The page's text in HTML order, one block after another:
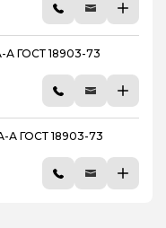
А ГОСТ 18903-73
А ГОСТ 18903-73